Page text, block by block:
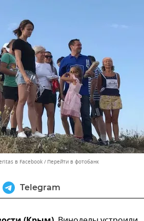
в Facebook Перейти в фотобанк
Telegram